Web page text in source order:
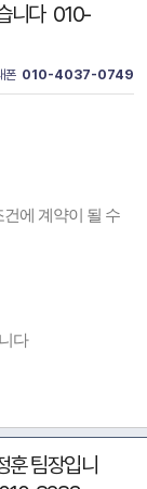
니다 010-
폰 010-4037-0749
에 계약이 될 수
다
훈 팀장입니